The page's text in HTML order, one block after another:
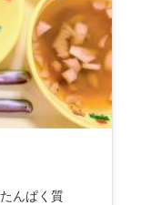
んぱく質